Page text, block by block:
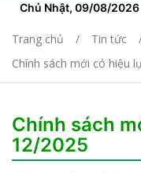
Chủ Nhật, 09/08/2026
Trang chủ
Tin tức
Chính sách mới có hiệu
Chính sách
12/2025